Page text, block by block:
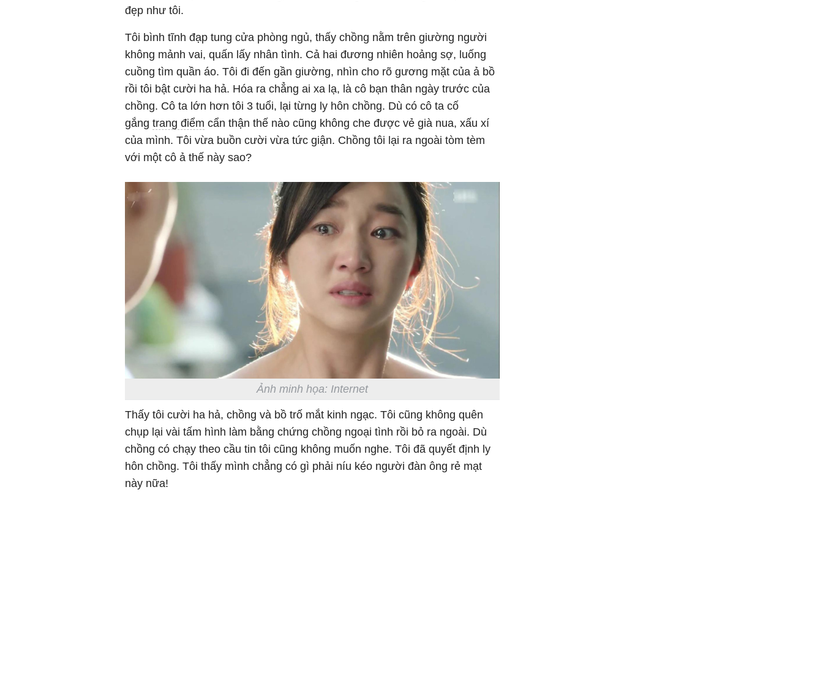
đẹp như tôi.
Tôi bình tĩnh đạp tung cửa phòng ngủ, thấy chồng nằm trên giường người
không mảnh vai, quấn lấy nhân tình. Cả hai đương nhiên hoảng sợ, luống
cuồng tìm quần áo. Tôi đi đến gần giường, nhìn cho rõ gương mặt của ả bồ
rồi tôi bật cười ha hả. Hóa ra chẳng ai xa lạ, là cô bạn thân ngày trước của
chồng. Cô ta lớn hơn tôi 3 tuổi, lại từng ly hôn chồng. Dù có cô ta cố
gắng trang điểm cẩn thận thế nào cũng không che được vẻ già nua, xấu xí
của mình. Tôi vừa buồn cười vừa tức giận. Chồng tôi lại ra ngoài tòm tèm
với một cô ả thế này sao?
Ảnh minh họa: Internet
Thấy tôi cười ha hả, chồng và bồ trố mắt kinh ngạc. Tôi cũng không quên
chụp lại vài tấm hình làm bằng chứng chồng ngoại tình rồi bỏ ra ngoài. Dù
chồng có chạy theo cầu tin tôi cũng không muốn nghe. Tôi đã quyết định ly
hôn chồng. Tôi thấy mình chẳng có gì phải níu kéo người đàn ông rẻ mạt
này nữa!